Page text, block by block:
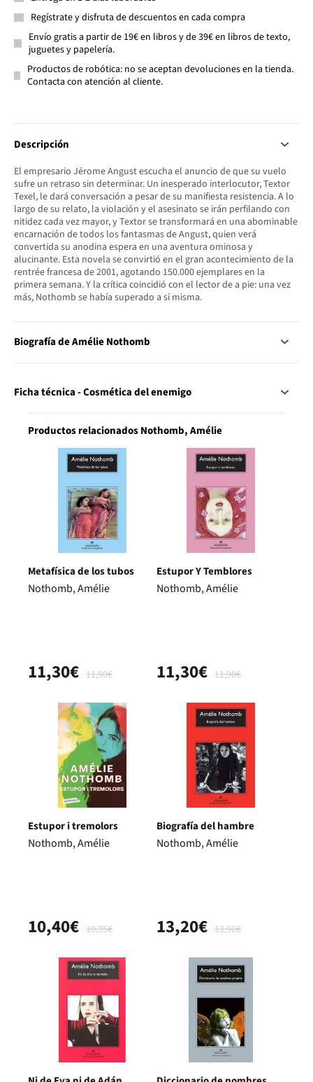
Regístrate y disfruta de descuentos en cada compra
Envío gratis a partir de 19€ en libros y de 39€ en libros de texto,
juguetes y papelería.
Productos de robótica: no se aceptan devoluciones en la tienda.
Contacta con atención al cliente.
Descripción
El empresario Jérome Angust escucha el anuncio de que su vuelo
sufre un retraso sin determinar. Un inesperado interlocutor, Textor
Texel, le dará conversación a pesar de su manifiesta resistencia. A lo
largo de su relato, la violación y el asesinato se irán perfilando con
nitidez cada vez mayor, y Textor se transformará en una abominable
encarnación de todos los fantasmas de Angust, quien verá
convertida su anodina espera en una aventura ominosa y
alucinante. Esta novela se convirtió en el gran acontecimiento de la
rentrée francesa de 2001, agotando 150.000 ejemplares en la
primera semana. Y la crítica coincidió con el lector de a pie: una vez
más, Nothomb se había superado a sí misma.
Biografía de Amélie Nothomb
Ficha técnica - Cosmética del enemigo
Productos relacionados Nothomb, Amélie
Metafísica de los tubos
Nothomb, Amélie
11,90€
11,30€
Estupor Y Temblores
Nothomb, Amélie
11,90€
11,30€
Estupor i tremolors
Nothomb, Amélie
10,95€
10,40€
Biografía del hambre
Nothomb, Amélie
13,90€
13,20€